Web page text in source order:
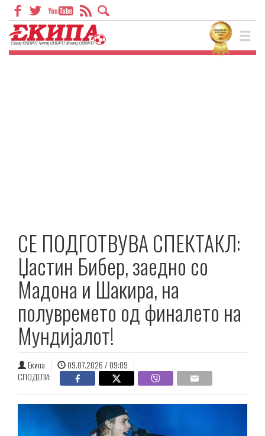
СЕ ПОДГОТВУВА СПЕКТАКЛ:
Џастин Бибер, заедно со
Мадона и Шакира, на
полувремето од финалето на
Мундијалот!
Екипа
09.07.2026 / 09:09
СПОДЕЛИ: